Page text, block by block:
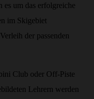
es um das erfolgreiche
im Skigebiet
der passenden
Club oder Off-Piste
Lehrern werden